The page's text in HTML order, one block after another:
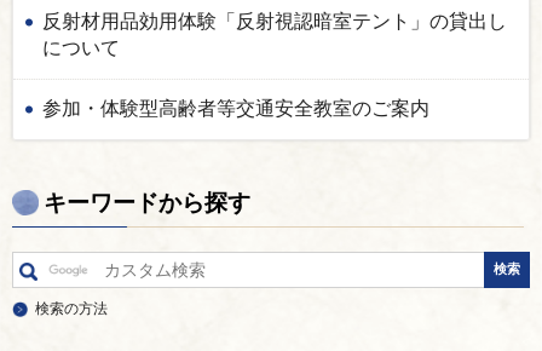
反射材用品効用体験「反射視認暗室テント」の貸出し
について
参加・体験型高齢者等交通安全教室のご案内
キーワードから探す
検索の方法